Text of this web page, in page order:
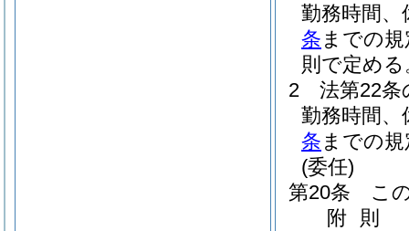
勤務時間
条 までの
則で定める
2
法第22
勤務時間
条 までの
(委任)
第20条
こ
附 則